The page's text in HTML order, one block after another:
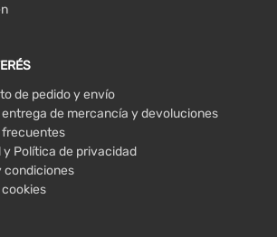
de pedido y envío
de mercancía y devoluciones
frecuentes
y Política de privacidad
condiciones